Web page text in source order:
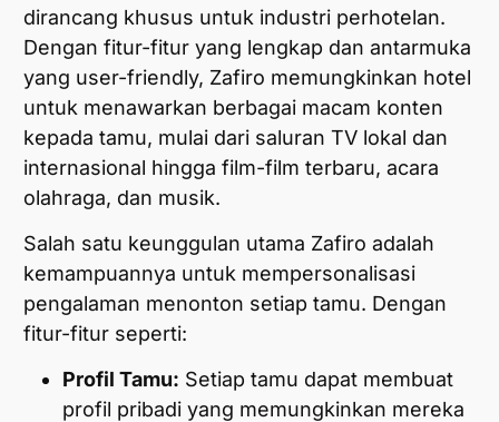
dirancang khusus untuk industri perhotelan.
Dengan fitur-fitur yang lengkap dan antarmuka
yang user-friendly, Zafiro memungkinkan hotel
untuk menawarkan berbagai macam konten
kepada tamu, mulai dari saluran TV lokal dan
internasional hingga film-film terbaru, acara
olahraga, dan musik.
Salah satu keunggulan utama Zafiro adalah
kemampuannya untuk mempersonalisasi
pengalaman menonton setiap tamu. Dengan
fitur-fitur seperti:
Profil Tamu: Setiap tamu dapat membuat
profil pribadi yang memungkinkan mereka